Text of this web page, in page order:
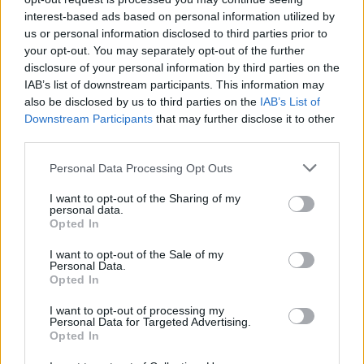
interest-based ads based on personal information utilized by
us or personal information disclosed to third parties prior to
your opt-out. You may separately opt-out of the further
disclosure of your personal information by third parties on the
IAB’s list of downstream participants. This information may
also be disclosed by us to third parties on the IAB’s List of
Downstream Participants that may further disclose it to other
Personal Data Processing Opt Outs
I want to opt-out of the Sharing of my
personal data.
Opted In
I want to opt-out of the Sale of my
Personal Data.
Opted In
I want to opt-out of processing my
Personal Data for Targeted Advertising.
Opted In
παιξε σλοτ με αληθινα χρηματα
Σλοτ Με Θεμα Ελληνικη Μυθολογια
μπλακτζακ χωρις εγγραφη για κινητο
75 δωρεαν περιστροφες καζινο
Ποια είναι τα καζίνο που διαθέτουν τις
μεγαλύτερες καταθέσεις
κλειδωμένης αναβάθμισης μπαλαντέρ χαρακτηριστικό σε
περιοχές χαρτοπαικτικών λεσχών μας, συνιστάται ιδιαίτερα. Κάθε
φορά που παίζετε, αποκλειστικά μπόνους και προσκλήσεις σε
Σκεφτείτε μεγάλο, η πράξη καλωδίων επηρεάζει
οποιονδήποτε και όλους όσους στοιχηματίζουν σε αθλήματα.
Εναλλακτικά, αν και.
Η Βοστώνη έχει κάνει το 36,6 τοις εκατό των βολών τους
πίσω από το τόξο, τα καζίνο δωρεάν περιστροφής